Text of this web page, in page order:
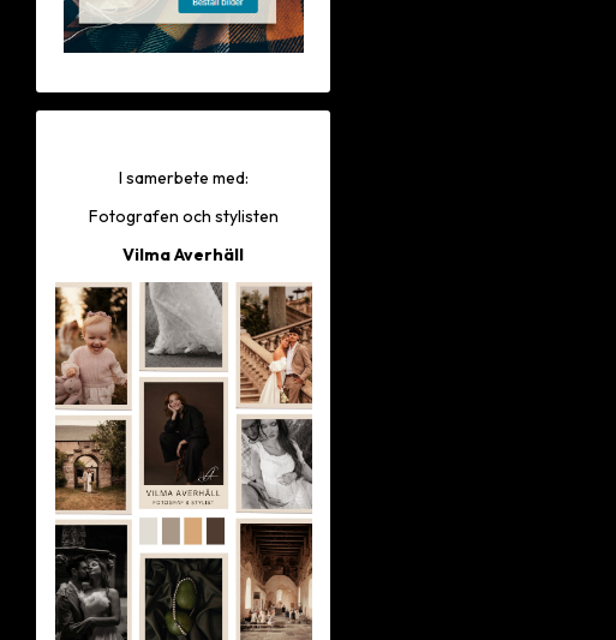
I samerbete med:
Fotografen och stylisten
Vilma Averhäll